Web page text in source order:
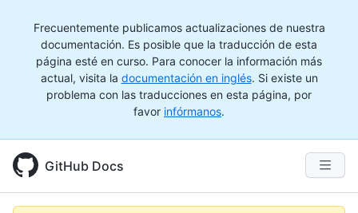
Frecuentemente publicamos actualizaciones de nuestra
documentación. Es posible que la traducción de esta
página esté en curso. Para conocer la información más
actual, visita la documentación en inglés. Si existe un
problema con las traducciones en esta página, por
favor infórmanos.
GitHub Docs